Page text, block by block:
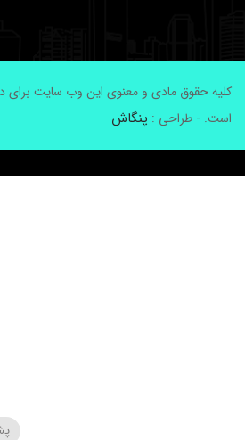
حقوق مادی و معنوی این وب سایت برای
- طراحی :پنگاش